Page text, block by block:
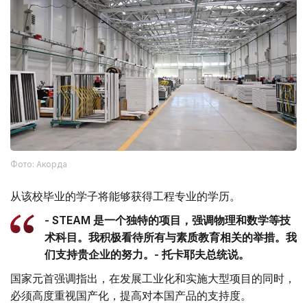
Фото: Акорда
从该校毕业的学子将能够获得工程专业的学历。
- STEAM 是一个独特的项目，强调物理和数学等技
术科目。我积极看待所有与素质教育相关的举措。我
们支持贵企业的努力。- 托卡耶夫总统说。
国家元首强调指出，在发展工业化和实施大型项目的同时，
必须高度重视国产化，提高对本国产品的支持度。